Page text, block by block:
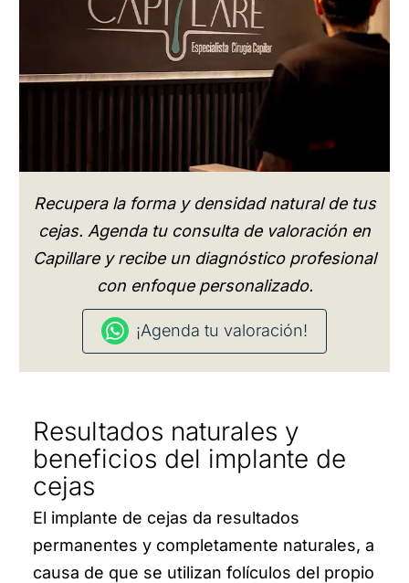
Recupera la forma y densidad natural de tus
cejas. Agenda tu consulta de valoración en
Capillare y recibe un diagnóstico profesional
con enfoque personalizado.
¡Agenda tu valoración!
Resultados naturales y
beneficios del implante de
cejas
El implante de cejas da resultados
permanentes y completamente naturales, a
causa de que se utilizan folículos del propio